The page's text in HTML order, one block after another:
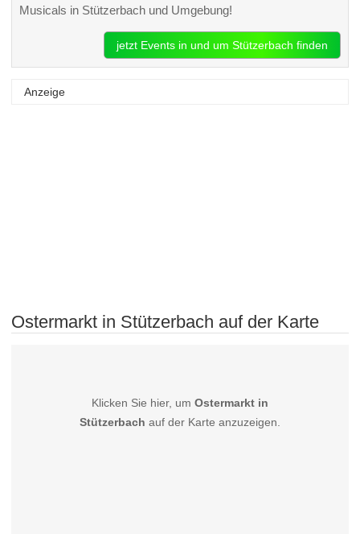
Musicals in Stützerbach und Umgebung!
jetzt Events in und um Stützerbach finden
Anzeige
Ostermarkt in Stützerbach auf der Karte
Klicken Sie hier, um Ostermarkt in
Stützerbach auf der Karte anzuzeigen.